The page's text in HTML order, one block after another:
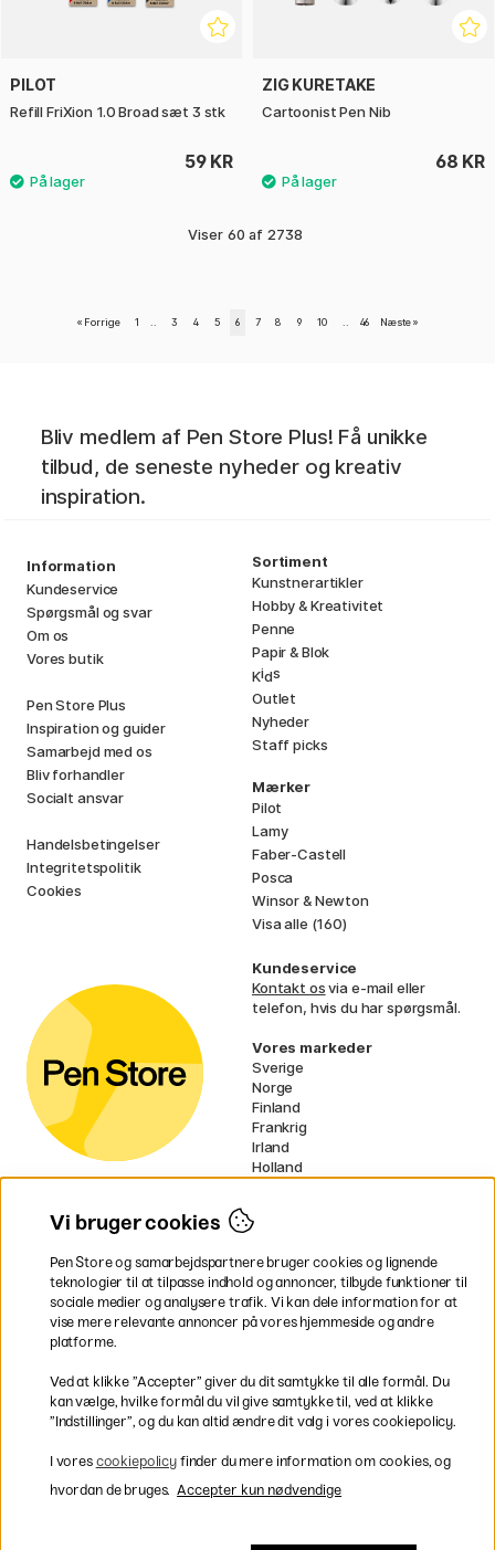
PILOT
Refill FriXion 1.0 Broad sæt 3 stk
59 KR
ZIG KURETAKE
Cartoonist Pen Nib
68 KR
Viser 60 af 2738
« Forrige 1 3 4 5 6 7 8 9 10 46 Næste »
Bliv medlem af Pen Store Plus! Få unikke
tilbud, de seneste nyheder og kreativ
inspiration.
Information
Kundeservice
Spørgsmål og svar
Om os
Vores butik
Pen Store Plus
Inspiration og guider
Samarbejd med os
Bliv forhandler
Socialt ansvar
Handelsbetingelser
Integritetspolitik
Cookies
Sortiment
Kunstnerartikler
Hobby & Kreativitet
Penne
Papir & Blok
Kids
Outlet
Nyheder
Staff picks
Mærker
Pilot
Lamy
Faber-Castell
Posca
Winsor & Newton
Visa alle (160)
Kundeservice
Kontakt osvia e-mail eller
telefon, hvis du har spørgsmål.
Vores markeder
Sverige
Norge
Finland
Frankrig
Irland
Holland
EU
* Specifikkefragtvilkår gælder for
voluminøse varer.
Hurtig levering til hele Danmark
Vi bruger cookies
Pen Store og samarbejdspartnere bruger cookies og lignende
teknologier til at tilpasse indhold og annoncer, tilbyde funktioner til
sociale medier og analysere trafik. Vi kan dele information for at
vise mere relevante annoncer på vores hjemmeside og andre
platforme.
Ved at klikke ”Accepter” giver du dit samtykke til alle formål. Du
kan vælge, hvilke formål du vil give samtykke til, ved at klikke
”Indstillinger”, og du kan altid ændre dit valg i vores cookiepolicy.
I vores cookiepolicyfinder du mere information om cookies, og
hvordan de bruges. Accepter kun nødvendige